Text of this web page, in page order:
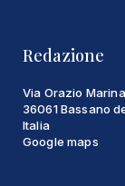
Redazione
Via Orazio
36061 Bassano
Italia
Google maps